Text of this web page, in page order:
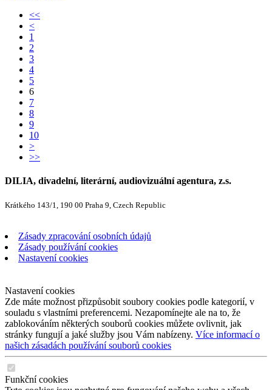
<<
<
1
2
3
4
5
6
7
8
9
10
>
>>
DILIA, divadelní, literární, audiovizuální agentura, z.s.
Krátkého 143/1, 190 00 Praha 9, Czech Republic
Zásady zpracování osobních údajů
Zásady používání cookies
Nastavení cookies
Nastavení cookies
Zde máte možnost přizpůsobit soubory cookies podle kategorií, v
souladu s vlastními preferencemi. Nezapomínejte ale na to, že
zablokováním některých souborů cookies můžete ovlivnit, jak
stránky fungují a jaké služby jsou Vám nabízeny. Více informací o
našich zásadách používání souborů cookies
Funkční cookies